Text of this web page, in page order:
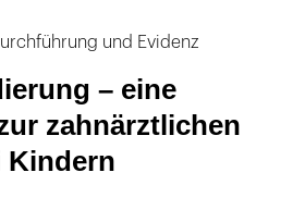
und Evidenz
– eine
zahnärztlichen
Kindern